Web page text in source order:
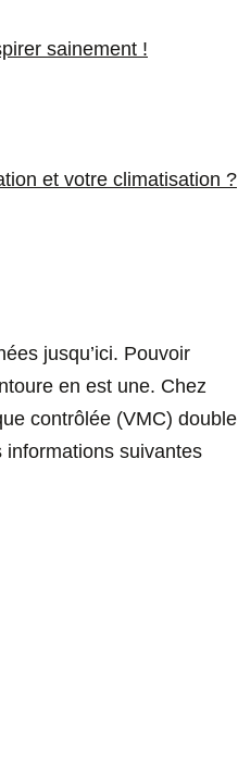
sainement !
et votre climatisation ?
jusqu’ici. Pouvoir
en est une. Chez
contrôlée (VMC) double
informations suivantes